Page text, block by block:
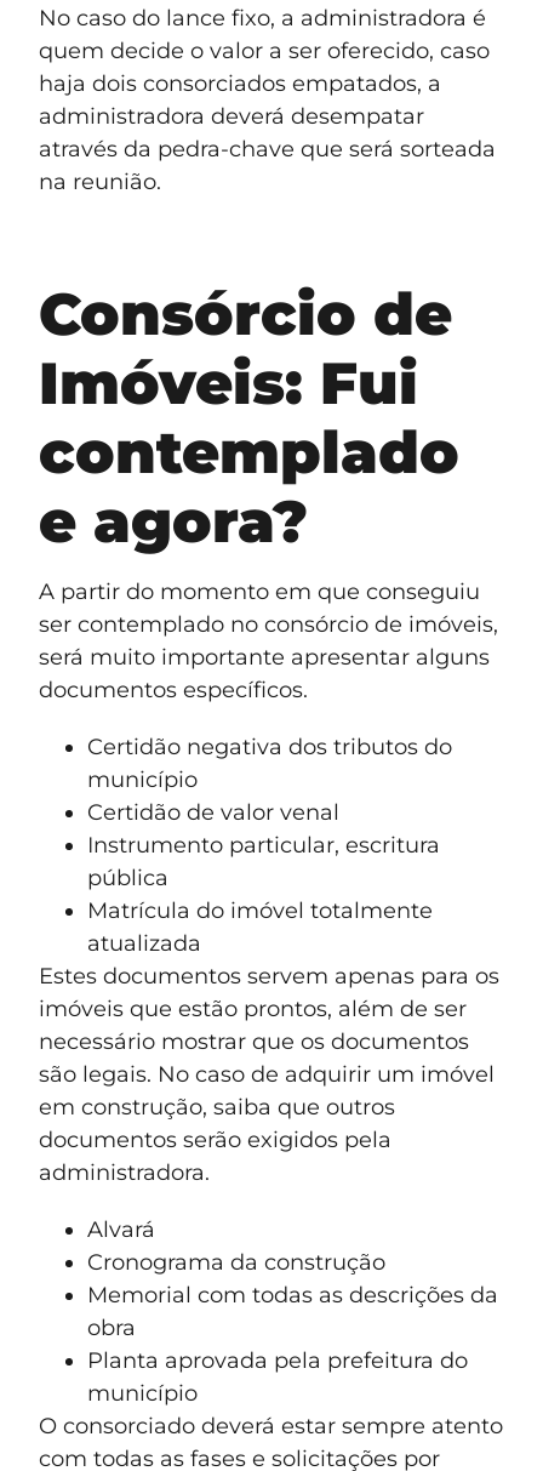
No caso do lance fixo, a administradora é
quem decide o valor a ser oferecido, caso
haja dois consorciados empatados, a
administradora deverá desempatar
através da pedra-chave que será sorteada
na reunião.
Consórcio de
Imóveis: Fui
contemplado
e agora?
A partir do momento em que conseguiu
ser contemplado no consórcio de imóveis,
será muito importante apresentar alguns
documentos específicos.
Certidão negativa dos tributos do
município
Certidão de valor venal
Instrumento particular, escritura
pública
Matrícula do imóvel totalmente
atualizada
Estes documentos servem apenas para os
imóveis que estão prontos, além de ser
necessário mostrar que os documentos
são legais. No caso de adquirir um imóvel
em construção, saiba que outros
documentos serão exigidos pela
administradora.
Alvará
Cronograma da construção
Memorial com todas as descrições da
obra
Planta aprovada pela prefeitura do
município
O consorciado deverá estar sempre atento
com todas as fases e solicitações por